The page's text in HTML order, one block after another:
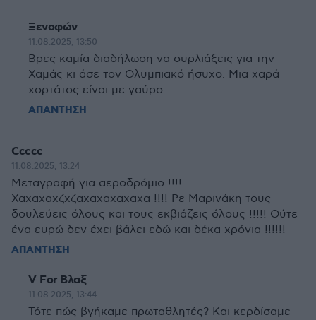
Ξενοφών
11.08.2025, 13:50
Βρες καμία διαδήλωση να ουρλιάξεις για την
Χαμάς κι άσε τον Ολυμπιακό ήσυχο. Μια χαρά
χορτάτος είναι με γαύρο.
ΑΠΑΝΤΗΣΗ
Ccccc
11.08.2025, 13:24
Μεταγραφή για αεροδρόμιο !!!!
Χαχαχαχζχζαχαχαχαχαχα !!!! Ρε Μαρινάκη τους
δουλεύεις όλους και τους εκβιάζεις όλους !!!!! Ούτε
ένα ευρώ δεν έχει βάλει εδώ και δέκα χρόνια !!!!!!
ΑΠΑΝΤΗΣΗ
V For Βλαξ
11.08.2025, 13:44
Τότε πώς βγήκαμε πρωταθλητές? Και κερδίσαμε